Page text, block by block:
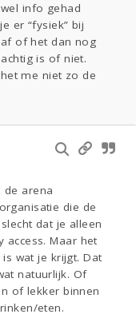
info gehad
er “fysiek” bij
of het dan nog
is of niet.
me niet zo de
de arena
die de
dat je alleen
Maar het
wat je krijgt. Dat
natuurlijk. Of
of lekker binnen
eten.